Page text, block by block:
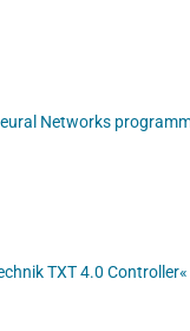
Networks
TXT 4.0